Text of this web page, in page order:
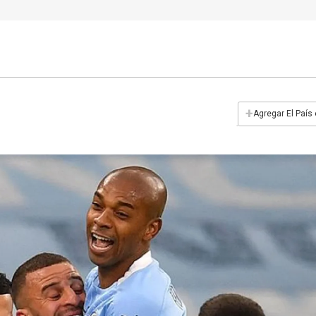
+Agregar El País